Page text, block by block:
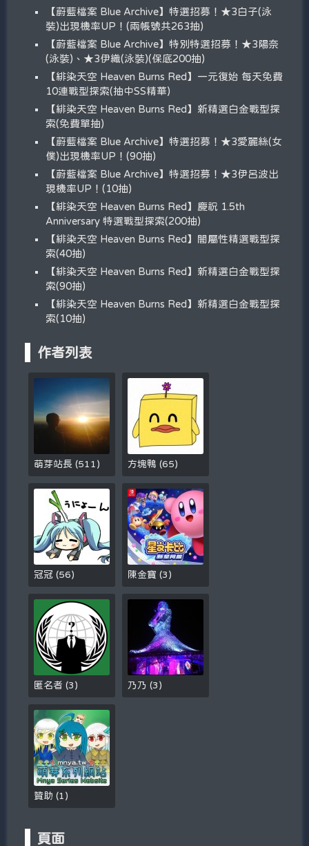
【蔚藍檔案 Blue Archive】特選招募！★3白子(泳
裝)出現機率UP！(兩帳號共263抽)
【蔚藍檔案 Blue Archive】特別特選招募！★3陽奈
(泳裝)、★3伊織(泳裝)(保底200抽)
【緋染天空 Heaven Burns Red】一元復始 每天免費
10連戰型探索(抽中SS精華)
【緋染天空 Heaven Burns Red】新精選白金戰型探
索(免費單抽)
【蔚藍檔案 Blue Archive】特選招募！★3愛麗絲(女
僕)出現機率UP！(90抽)
【蔚藍檔案 Blue Archive】特選招募！★3伊呂波出
現機率UP！(10抽)
【緋染天空 Heaven Burns Red】慶祝 1.5th
Anniversary 特選戰型探索(200抽)
【緋染天空 Heaven Burns Red】闇屬性精選戰型探
索(40抽)
【緋染天空 Heaven Burns Red】新精選白金戰型探
索(90抽)
【緋染天空 Heaven Burns Red】新精選白金戰型探
索(10抽)
作者列表
萌芽站長(511 ) 方塊鴨(65)
冠冠(56) 陳金寶(3 )
匿名者(3 ) 乃乃(3 )
贊助(1 )
頁面